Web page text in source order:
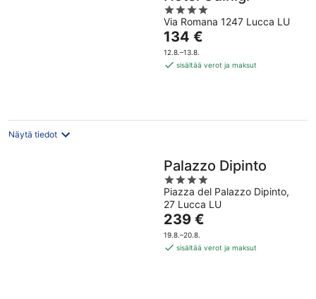
4
out
of
5
Via Romana 1247 Lucca LU
Hinta
on
134 €
134 €
12.8.–13.8.
sisältää verot ja maksut
Näytä tiedot
Palazzo Dipinto
4
out
of
5
Piazza del Palazzo Dipinto,
27 Lucca LU
Hinta
on
239 €
239 €
19.8.–20.8.
sisältää verot ja maksut